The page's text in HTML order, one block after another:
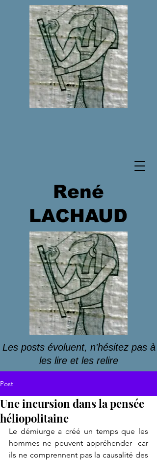
René
LACHAUD
Les posts évoluent, n'hésitez pas à
les lire et les relire
Post
Une incursion dans la pensée
héliopolitaine
Le démiurge a créé un temps que les
hommes ne peuvent appréhender  car
ils ne comprennent pas la causalité des